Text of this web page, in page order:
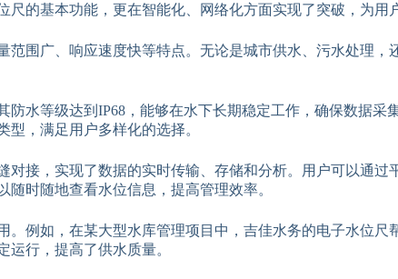
的基本功能，更在智能化、网络化方面实现了突破，为用
围广、响应速度快等特点。无论是城市供水、污水处理
水等级达到IP68，能够在水下长期稳定工作，确保数据
，满足用户多样化的选择。
接，实现了数据的实时传输、存储和分析。用户可以通
时随地查看水位信息，提高管理效率。
例如，在某大型水库管理项目中，吉佳水务的电子水位
行，提高了供水质量。